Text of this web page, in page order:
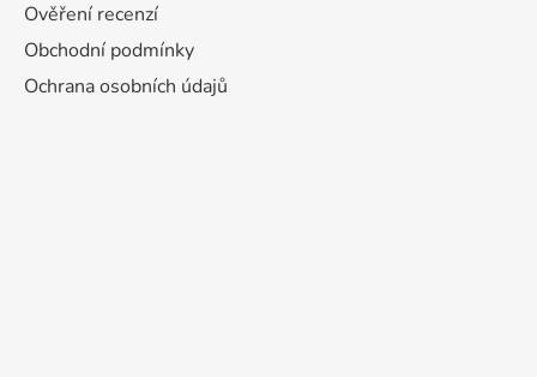
Ověření recenzí
Obchodní podmínky
Ochrana osobních údajů